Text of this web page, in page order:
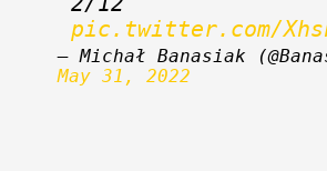
pic.twitter.com/
May 31, 2022